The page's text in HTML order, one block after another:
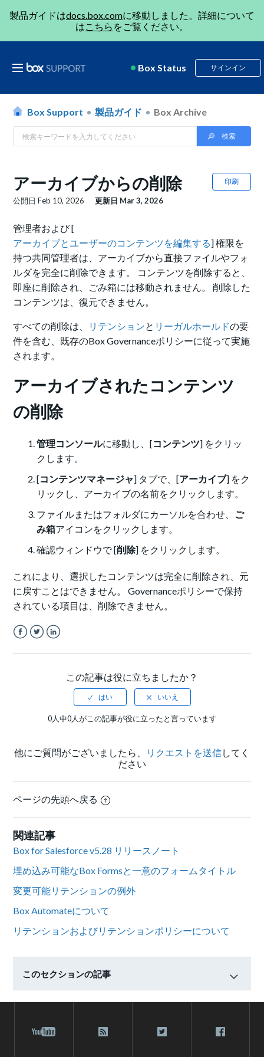
製品ガイドはdocs.box.comに移動しました。詳細について
はこちら をご覧ください。
Box Status サインイン
Box Support 製品ガイド Box Archive
印刷
アーカイブからの削除
公開日Feb 10, 2026 更新日 Mar 3, 2026
管理者および [
アーカイブとユーザーのコンテンツを編集する] 権限を
持つ共同管理者は、アーカイブから直接ファイルやフォ
ルダを完全に削除できます。 コンテンツを削除すると、
即座に削除され、ごみ箱には移動されません。 削除した
コンテンツは、復元できません。
すべての削除は、 リテンションと リーガルホールドの要
件を含む、既存のBox Governanceポリシーに従って実施
されます。
アーカイブされたコンテンツ
の削除
管理コンソールに移動し、[コンテンツ] をクリッ
クします。
[コンテンツマネージャ] タブで、[アーカイブ] をク
リックし、アーカイブの名前をクリックします。
ファイルまたはフォルダにカーソルを合わせ、 ご
み箱アイコンをクリックします。
確認ウィンドウで [削除] をクリックします。
これにより、選択したコンテンツは完全に削除され、元
に戻すことはできません。 Governanceポリシーで保持
されている項目は、削除できません。
この記事は役に立ちましたか？
0人中0人がこの記事が役に立ったと言っています
他にご質問がございましたら、 リクエストを送信してく
ださい
ページの先頭へ戻る
関連記事
Box for Salesforce v5.28 リリースノート
埋め込み可能なBox Formsと一意のフォームタイトル
変更可能リテンションの例外
Box Automateについて
リテンションおよびリテンションポリシーについて
このセクションの記事